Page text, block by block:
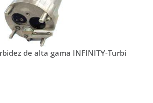
de alta gama INFINITY-Turbi